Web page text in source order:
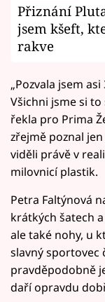
Přiznání
jsem kšeft,
rakve
„Pozvala jsem
Všichni jsme si to
řekla pro Prima
zřejmě poznal
viděli právě v
milovnicí plastik.
Petra Faltýnová
krátkých šatech
ale také nohy, u
slavný sportovec
pravděpodobně
daří opravdu